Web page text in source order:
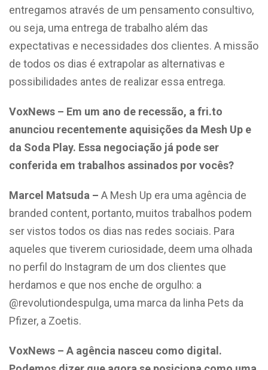
entregamos através de um pensamento consultivo,
ou seja, uma entrega de trabalho além das
expectativas e necessidades dos clientes. A missão
de todos os dias é extrapolar as alternativas e
possibilidades antes de realizar essa entrega.
VoxNews – Em um ano de recessão, a fri.to
anunciou recentemente aquisições da Mesh Up e
da Soda Play. Essa negociação já pode ser
conferida em trabalhos assinados por vocês?
Marcel Matsuda – A Mesh Up era uma agência de
branded content, portanto, muitos trabalhos podem
ser vistos todos os dias nas redes sociais. Para
aqueles que tiverem curiosidade, deem uma olhada
no perfil do Instagram de um dos clientes que
herdamos e que nos enche de orgulho: a
@revolutiondespulga, uma marca da linha Pets da
Pfizer, a Zoetis.
VoxNews – A agência nasceu como digital.